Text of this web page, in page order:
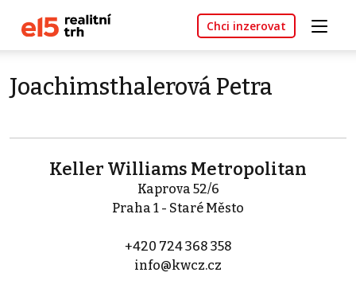
Chci inzerovat
Joachimsthalerová Petra
Keller Williams Metropolitan
Kaprova 52/6
Praha 1 - Staré Město
+420 724 368 358
info@kwcz.cz